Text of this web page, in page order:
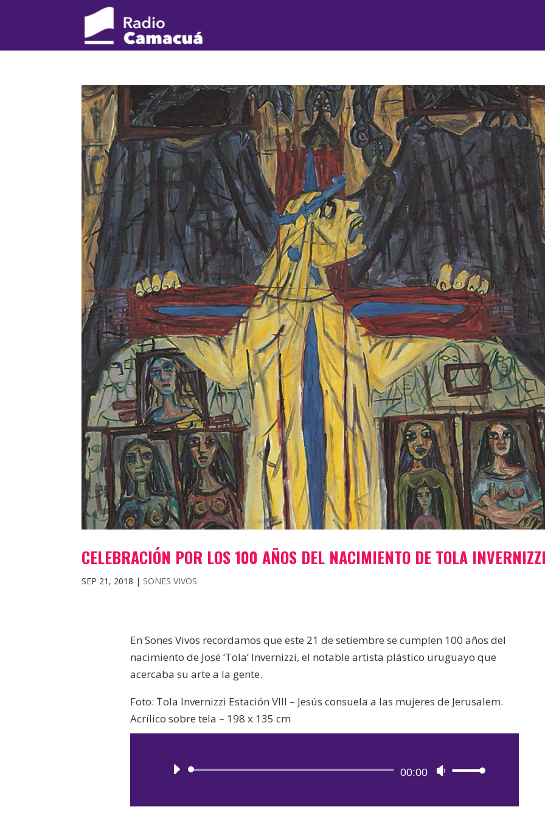
CELEBRACIÓN POR LOS 100 AÑOS DEL NACIMIENTO DE TOLA
SEP 21, 2018 | SONES VIVOS
En Sones Vivos recordamos que este 21 de setiembre se cumplen 100 años del
nacimiento de José ‘Tola’ Invernizzi, el notable artista plástico uruguayo que
acercaba su arte a la gente.
Foto: Tola Invernizzi Estación VIII – Jesús consuela a las mujeres de Jerusalem.
Acrílico sobre tela – 198 x 135 cm
Reproductor
audio
00:00
Utiliza
teclas